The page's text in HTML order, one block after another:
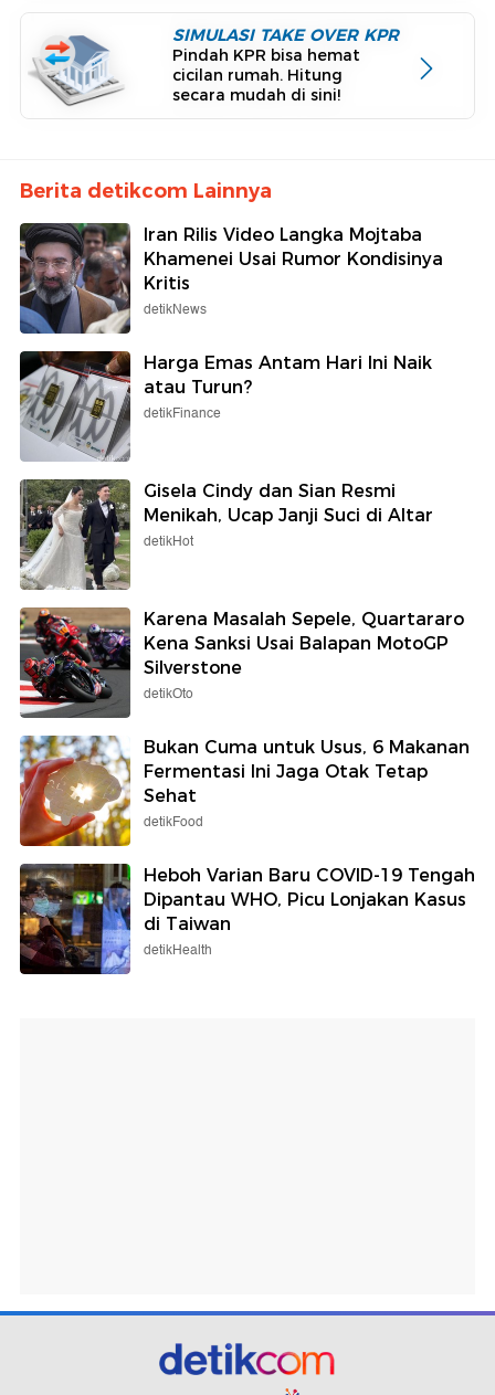
SIMULASI TAKE OVER KPR
Pindah KPR bisa hemat
cicilan rumah. Hitung
secara mudah di sini!
Berita detikcom Lainnya
Iran Rilis Video Langka Mojtaba
Khamenei Usai Rumor Kondisinya
Kritis
detikNews
Harga Emas Antam Hari Ini Naik
atau Turun?
detikFinance
Gisela Cindy dan Sian Resmi
Menikah, Ucap Janji Suci di Altar
detikHot
Karena Masalah Sepele, Quartararo
Kena Sanksi Usai Balapan MotoGP
Silverstone
detikOto
Bukan Cuma untuk Usus, 6 Makanan
Fermentasi Ini Jaga Otak Tetap
Sehat
detikFood
Heboh Varian Baru COVID-19 Tengah
Dipantau WHO, Picu Lonjakan Kasus
di Taiwan
detikHealth